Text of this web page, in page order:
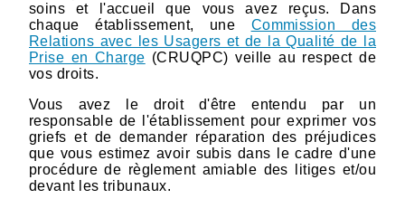
soins et l'accueil que vous avez reçus. Dans
chaque établissement, une Commission des
Relations avec les Usagers et de la Qualité de la
Prise en Charge (CRUQPC) veille au respect de
vos droits.
Vous avez le droit d'être entendu par un
responsable de l'établissement pour exprimer vos
griefs et de demander réparation des préjudices
que vous estimez avoir subis dans le cadre d'une
procédure de règlement amiable des litiges et/ou
devant les tribunaux.